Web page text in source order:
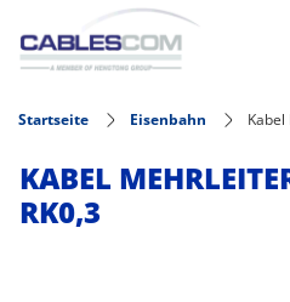
Direkt zum Inhalt
Startseite Eisenbahn Kabel
KABEL
RK0,3